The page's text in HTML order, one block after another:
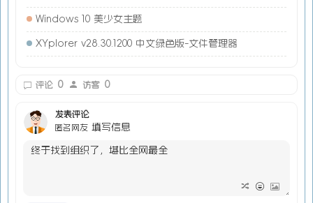
Windows 10 美少女主题
XYplorer v28.30.1200 中文绿色版-文件管理器
评论 0 访客 0
发表评论
匿名网友 填写信息